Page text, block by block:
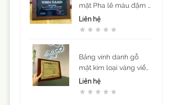
mặt Pha lê màu đậm -
in UV
Liên hệ
Bảng vinh danh gỗ
mặt kim loại vàng viền
họa tiết mẫu 12
Liên hệ